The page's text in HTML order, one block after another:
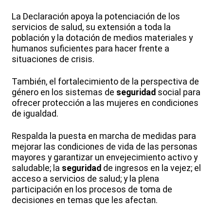
La Declaración apoya la potenciación de los
servicios de salud, su extensión a toda la
población y la dotación de medios materiales y
humanos suficientes para hacer frente a
situaciones de crisis.
También, el fortalecimiento de la perspectiva de
género en los sistemas de seguridad social para
ofrecer protección a las mujeres en condiciones
de igualdad.
Respalda la puesta en marcha de medidas para
mejorar las condiciones de vida de las personas
mayores y garantizar un envejecimiento activo y
saludable; la seguridad de ingresos en la vejez; el
acceso a servicios de salud; y la plena
participación en los procesos de toma de
decisiones en temas que les afectan.